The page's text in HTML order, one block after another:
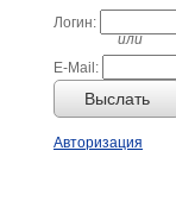
Логин:
или
E-Mail:
Выслать
Авторизация